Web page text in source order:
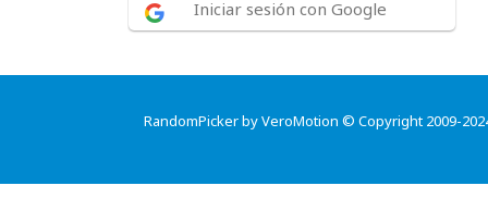
Iniciar sesión con Google
RandomPicker by VeroMotion © Copyright 2009-